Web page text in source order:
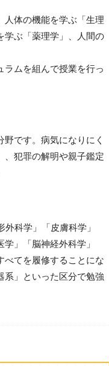
人体の機能を学ぶ「生理
学ぶ「薬理学」、人間の
ラムを組んで授業を行っ
です。病気になりにく
、犯罪の解明や親子鑑定
科学」「皮膚科学」
」「脳神経外科学」
べてを履修することにな
系」といった区分で勉強